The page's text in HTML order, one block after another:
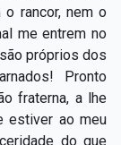
▸
▸
o rancor, nem o
me entrem no
próprios dos
Pronto
fraterna, a lhe
estiver ao meu
do que